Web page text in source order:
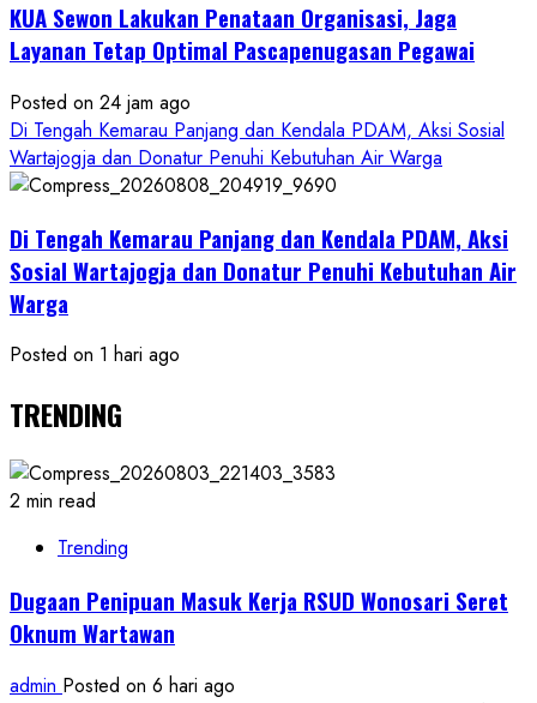
KUA Sewon Lakukan Penataan Organisasi, Jaga
Layanan Tetap Optimal Pascapenugasan Pegawai
Posted on 24 jam ago
Di Tengah Kemarau Panjang dan Kendala PDAM, Aksi Sosial
Wartajogja dan Donatur Penuhi Kebutuhan Air Warga
Di Tengah Kemarau Panjang dan Kendala PDAM, Aksi
Sosial Wartajogja dan Donatur Penuhi Kebutuhan Air
Warga
Posted on 1 hari ago
TRENDING
2 min read
Trending
Dugaan Penipuan Masuk Kerja RSUD Wonosari Seret
Oknum Wartawan
admin Posted on 6 hari ago